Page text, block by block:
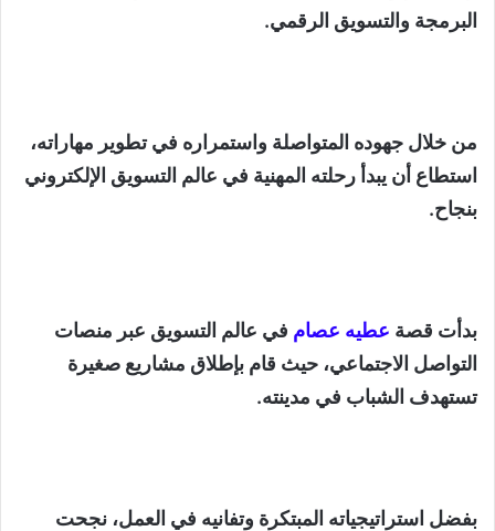
البرمجة والتسويق الرقمي.
من خلال جهوده المتواصلة واستمراره في تطوير مهاراته،
استطاع أن يبدأ رحلته المهنية في عالم التسويق الإلكتروني
بنجاح.
بدأت قصة عطيه عصام في عالم التسويق عبر منصات
التواصل الاجتماعي، حيث قام بإطلاق مشاريع صغيرة
تستهدف الشباب في مدينته.
بفضل استراتيجياته المبتكرة وتفانيه في العمل، نجحت